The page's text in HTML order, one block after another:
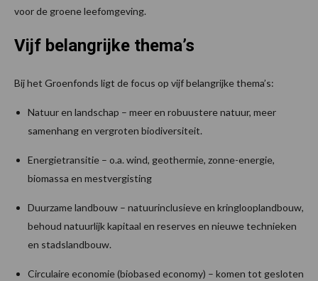
voor de groene leefomgeving.
Vijf belangrijke thema’s
Bij het Groenfonds ligt de focus op vijf belangrijke thema’s:
Natuur en landschap – meer en robuustere natuur, meer
samenhang en vergroten biodiversiteit.
Energietransitie – o.a. wind, geothermie, zonne-energie,
biomassa en mestvergisting
Duurzame landbouw – natuurinclusieve en kringlooplandbouw,
behoud natuurlijk kapitaal en reserves en nieuwe technieken
en stadslandbouw.
Circulaire economie (biobased economy) – komen tot gesloten